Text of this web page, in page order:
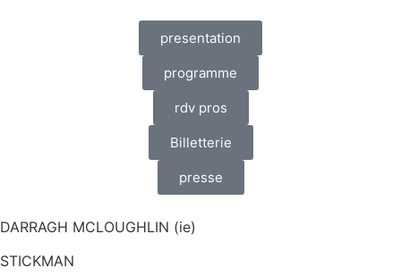
presentation
programme
rdv pros
Billetterie
presse
DARRAGH MCLOUGHLIN (ie)
STICKMAN